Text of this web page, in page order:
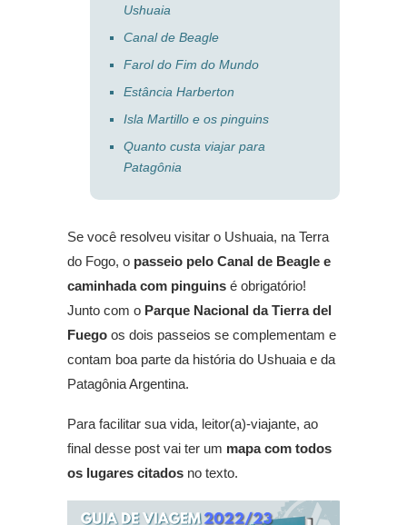
Ushuaia
Canal de Beagle
Farol do Fim do Mundo
Estância Harberton
Isla Martillo e os pinguins
Quanto custa viajar para
Patagônia
Se você resolveu visitar o Ushuaia, na Terra
do Fogo, o passeio pelo Canal de Beagle e
caminhada com pinguins é obrigatório!
Junto com o Parque Nacional da Tierra del
Fuego os dois passeios se complementam e
contam boa parte da história do Ushuaia e da
Patagônia Argentina.
Para facilitar sua vida, leitor(a)-viajante, ao
final desse post vai ter um mapa com todos
os lugares citados no texto.